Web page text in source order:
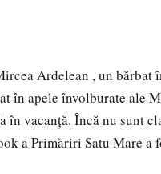
Ardelean , un bărbat
în apele învolburate ale
în vacanță. Încă nu sunt
a Primăriri Satu Mare a